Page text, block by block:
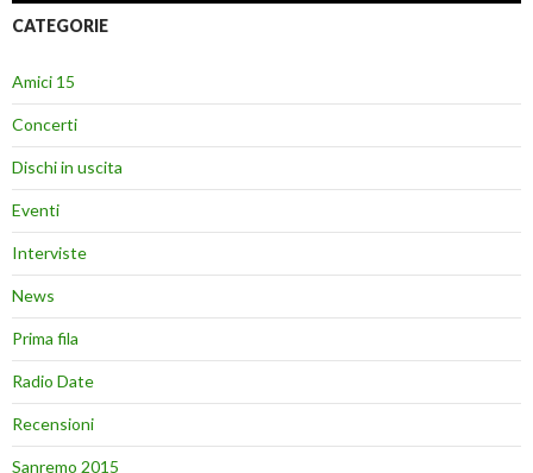
CATEGORIE
Amici 15
Concerti
Dischi in uscita
Eventi
Interviste
News
Prima fila
Radio Date
Recensioni
Sanremo 2015